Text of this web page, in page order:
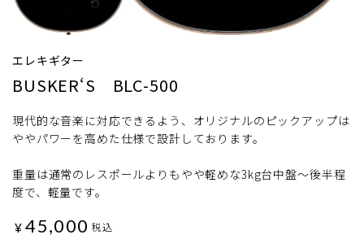
エレキギター
BUSKER‘S BLC-500
現代的な音楽に対応できるよう、オリジナルのピックアップは
ややパワーを高めた仕様で設計しております。
重量は通常のレスポールよりもやや軽めな3kg台中盤～後半程
度で、軽量です。
¥ 45,000 税込